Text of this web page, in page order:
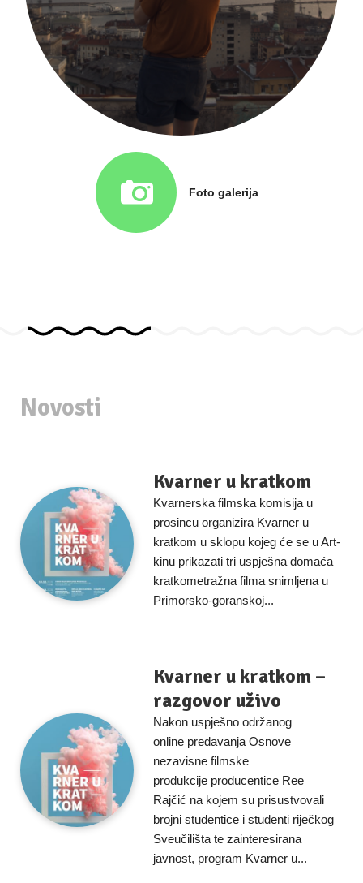
Foto galerija
Novosti
Kvarner u kratkom
Kvarnerska filmska komisija u
prosincu organizira Kvarner u
kratkom u sklopu kojeg će se u Art-
kinu prikazati tri uspješna domaća
kratkometražna filma snimljena u
Primorsko-goranskoj...
Kvarner u kratkom –
razgovor uživo
Nakon uspješno održanog
online predavanja Osnove
nezavisne filmske
produkcije producentice Ree
Rajčić na kojem su prisustvovali
brojni studentice i studenti riječkog
Sveučilišta te zainteresirana
javnost, program Kvarner u...